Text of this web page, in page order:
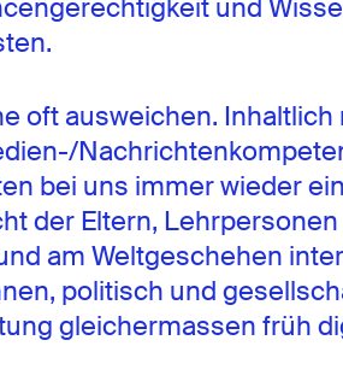
und
oft ausweichen. Inhaltlich
bei uns immer wieder
der Eltern,
am Weltgeschehen
politisch und
gleichermassen früh